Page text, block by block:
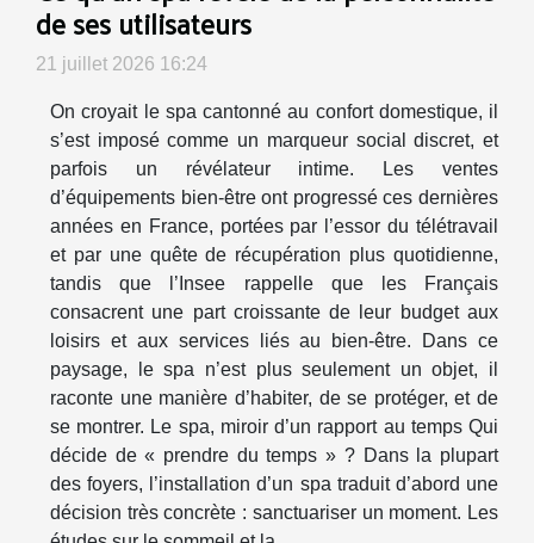
de ses utilisateurs
21 juillet 2026 16:24
On croyait le spa cantonné au confort domestique, il
s’est imposé comme un marqueur social discret, et
parfois un révélateur intime. Les ventes
d’équipements bien-être ont progressé ces dernières
années en France, portées par l’essor du télétravail
et par une quête de récupération plus quotidienne,
tandis que l’Insee rappelle que les Français
consacrent une part croissante de leur budget aux
loisirs et aux services liés au bien-être. Dans ce
paysage, le spa n’est plus seulement un objet, il
raconte une manière d’habiter, de se protéger, et de
se montrer. Le spa, miroir d’un rapport au temps Qui
décide de « prendre du temps » ? Dans la plupart
des foyers, l’installation d’un spa traduit d’abord une
décision très concrète : sanctuariser un moment. Les